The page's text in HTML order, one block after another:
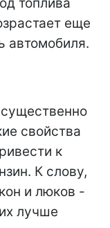
еще
автомобиля.
свойства
к
К слову,
и люков -
лучше